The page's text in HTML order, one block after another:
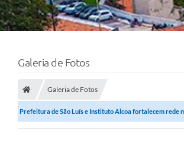
Galeria de Fotos
Galeria de Fotos
Prefeitura de São Luís e Instituto Alcoa fortalecem rede